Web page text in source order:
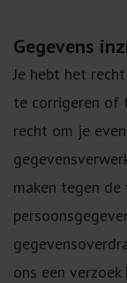
Gegevens
Je hebt het
te corrigeren of
recht om je
maken tegen
ons een